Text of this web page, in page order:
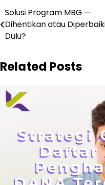
Navigasi
pos
Solusi Program MBG —
Dihentikan atau
Dulu?
Related Posts